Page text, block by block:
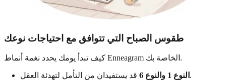
طقوس الصباح التي تتوافق مع احتياجات نوعك
كيف تبدأ يومك يحدد نغمة أنماط Enneagram الخاصة بك.
النوع 1 والنوع 6 قد يستفيدان من التأمل لتهدئة العقل.